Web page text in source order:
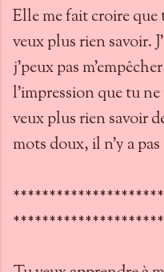
Elle me fait croire que
veux plus rien savoir.
j'peux pas
l'impression que tu
veux plus rien savoir
mots doux, il n'y a